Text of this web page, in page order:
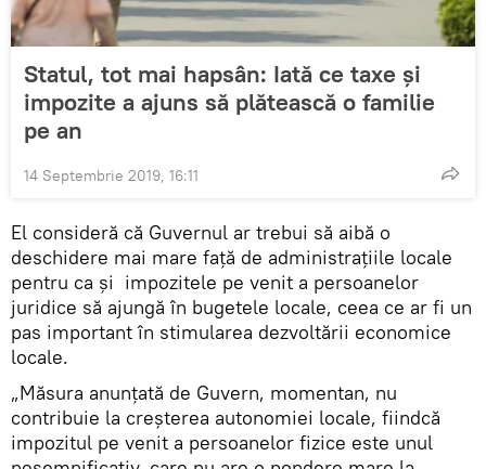
Statul, tot mai hapsân: Iată ce taxe și
impozite a ajuns să plătească o familie
pe an
14 Septembrie 2019, 16:11
El consideră că Guvernul ar trebui să aibă o
deschidere mai mare față de administrațiile locale
pentru ca și impozitele pe venit a persoanelor
juridice să ajungă în bugetele locale, ceea ce ar fi un
pas important în stimularea dezvoltării economice
locale.
„Măsura anunțată de Guvern, momentan, nu
contribuie la creșterea autonomiei locale, fiindcă
impozitul pe venit a persoanelor fizice este unul